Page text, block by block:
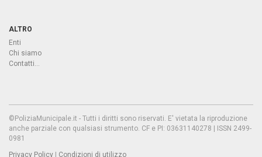
ALTRO
Enti
Chi siamo
Contatti...
©PoliziaMunicipale.it - Tutti i diritti sono riservati. E' vietata la riproduzione
anche parziale con qualsiasi strumento. CF e PI: 03631140278 | ISSN 2499-
0981
Privacy Policy
Condizioni di utilizzo